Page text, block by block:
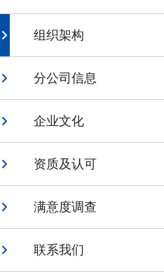
组织架构
分公司信息
企业文化
资质及认可
满意度调查
联系我们